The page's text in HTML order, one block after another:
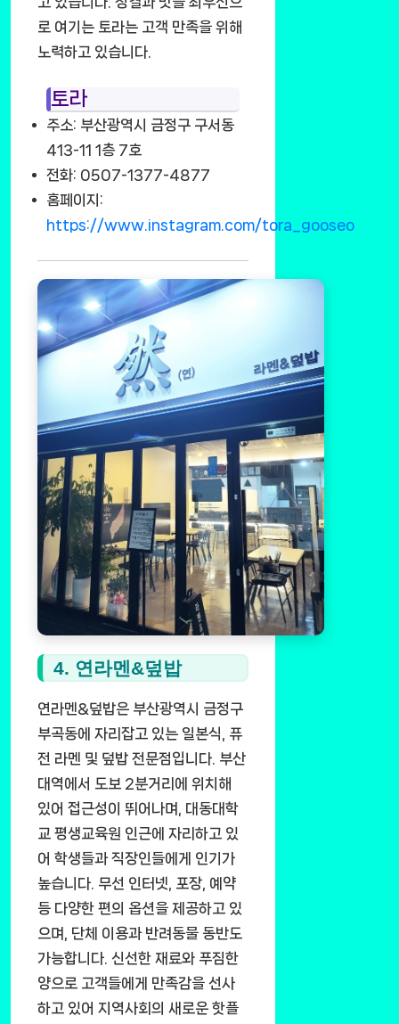
로 여기는 토라는 고객 만족을 위해
노력하고 있습니다.
토라
주소: 부산광역시 금정구 구서동
413-11 1층 7호
전화: 0507-1377-4877
홈페이지:
https://www.instagram.com/tora_gooseo
4. 연라멘&덮밥
연라멘&덮밥은 부산광역시 금정구
부곡동에 자리잡고 있는 일본식, 퓨
전 라멘 및 덮밥 전문점입니다. 부산
대역에서 도보 2분거리에 위치해
있어 접근성이 뛰어나며, 대동대학
교 평생교육원 인근에 자리하고 있
어 학생들과 직장인들에게 인기가
높습니다. 무선 인터넷, 포장, 예약
등 다양한 편의 옵션을 제공하고 있
으며, 단체 이용과 반려동물 동반도
가능합니다. 신선한 재료와 푸짐한
양으로 고객들에게 만족감을 선사
하고 있어 지역사회의 새로운 핫플